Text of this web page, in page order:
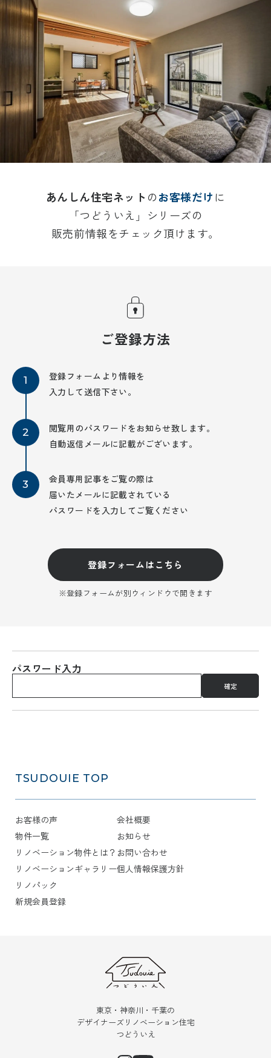
あんしん住宅ネットのお客様だけに
「つどういえ」シリーズの
販売前情報をチェック頂けます。
ご登録方法
登録フォームより情報を
入力して送信下さい。
閲覧用のパスワードをお知らせ致します。
自動返信メールに記載がございます。
会員専用記事をご覧の際は
届いたメールに記載されている
パスワードを入力してご覧ください
登録フォームはこちら
登録フォームが別ウィンドウで開きます
パスワード入力
TSUDOUIE TOP
お客様の声
物件一覧
リノベーション物件とは？
リノベーションギャラリー
リノパック
新規会員登録
会社概要
お知らせ
お問い合わせ
個人情報保護方針
東京・神奈川・千葉の
デザイナーズリノベーション住宅
つどういえ